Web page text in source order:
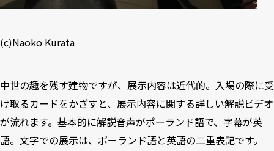
(c)Naoko Kurata
中世の趣を残す建物ですが、展示内容は近代的。入場の際に受
け取るカードをかざすと、展示内容に関する詳しい解説ビデオ
が流れます。基本的に解説音声がポーランド語で、字幕が英
語。文字での展示は、ポーランド語と英語の二重表記です。